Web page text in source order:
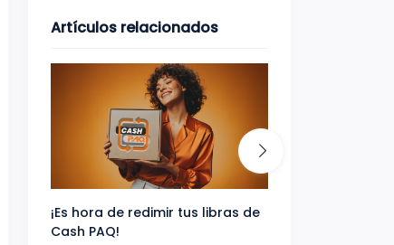
Artículos relacionados
¡Es hora de redimir tus libras de
Cash PAQ!